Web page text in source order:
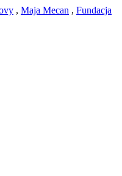
, Maja Mecan , Fundacja